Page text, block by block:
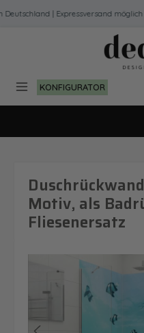
Zum Hauptinhalt springen
| Expressversand möglich
KONFIGURATOR
Motiv, als
Fliesenersatz
Bildergalerie überspringen